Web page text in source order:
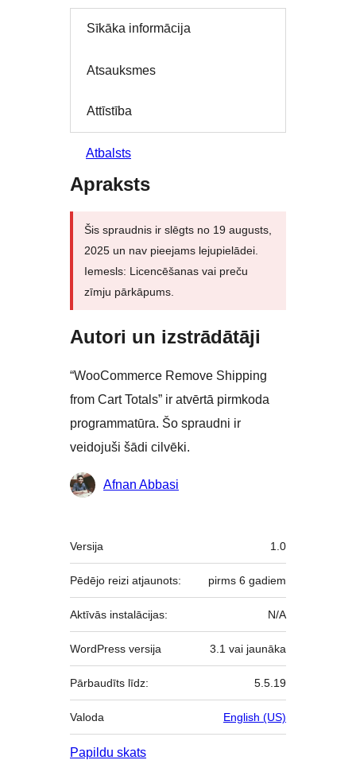
Sīkāka informācija
Atsauksmes
Attīstība
Atbalsts
Apraksts
Šis spraudnis ir slēgts no 19 augusts,
2025 un nav pieejams lejupielādei.
Iemesls: Licencēšanas vai preču
zīmju pārkāpums.
Autori un izstrādātāji
“WooCommerce Remove Shipping
from Cart Totals” ir atvērtā pirmkoda
programmatūra. Šo spraudni ir
veidojuši šādi cilvēki.
Līdzdalībnieki
Afnan Abbasi
Meta
Versija 1.0
Pēdējo reizi atjaunots: pirms 6 gadiem
Aktīvās instalācijas: N/A
WordPress versija 3.1 vai jaunāka
Pārbaudīts līdz: 5.5.19
Valoda English (US)
Papildu skats